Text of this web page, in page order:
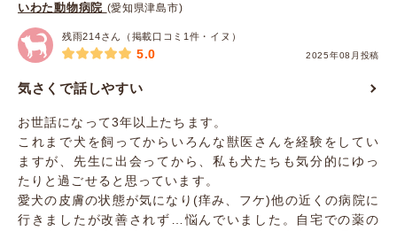
いわた動物病院 (愛知県津島市)
残雨214さん（掲載口コミ1件・イヌ）
2025年08月投稿
5.0
気さくで話しやすい
お世話になって3年以上たちます。
これまで犬を飼ってからいろんな獣医さんを経験をしてい
ますが、先生に出会ってから、私も犬たちも気分的にゆっ
たりと過ごせると思っています。
愛犬の皮膚の状態が気になり(痒み、フケ)他の近くの病院に
行きましたが改善されず…悩んでいました。自宅での薬の